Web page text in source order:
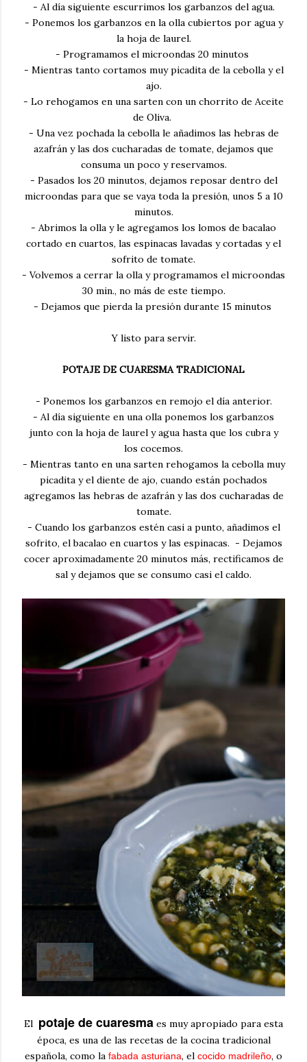
- Al día siguiente escurrimos los garbanzos del agua.
- Ponemos los garbanzos en la olla cubiertos por agua y
la hoja de laurel.
- Programamos el microondas 20 minutos
- Mientras tanto cortamos muy picadita de la cebolla y el
ajo.
- Lo rehogamos en una sarten con un chorrito de Aceite
de Oliva.
- Una vez pochada la cebolla le añadimos las hebras de
azafrán y las dos cucharadas de tomate, dejamos que
consuma un poco y reservamos.
- Pasados los 20 minutos, dejamos reposar dentro del
microondas para que se vaya toda la presión, unos 5 a 10
minutos.
- Abrimos la olla y le agregamos los lomos de bacalao
cortado en cuartos, las espinacas lavadas y cortadas y el
sofrito de tomate.
- Volvemos a cerrar la olla y programamos el microondas
30 min., no más de este tiempo.
- Dejamos que pierda la presión durante 15 minutos
Y listo para servir.
POTAJE DE CUARESMA TRADICIONAL
- Ponemos los garbanzos en remojo el día anterior.
- Al día siguiente en una olla ponemos los garbanzos
junto con la hoja de laurel y agua hasta que los cubra y
los cocemos.
- Mientras tanto en una sarten rehogamos la cebolla muy
picadita y el diente de ajo, cuando están pochados
agregamos las hebras de azafrán y las dos cucharadas de
tomate.
- Cuando los garbanzos estén casi a punto, añadimos el
sofrito, el bacalao en cuartos y las espinacas. - Dejamos
cocer aproximadamente 20 minutos más, rectificamos de
sal y dejamos que se consumo casi el caldo.
El potaje de cuaresma es muy apropiado para esta
época, es una de las recetas de la cocina tradicional
española, como la fabada asturiana, el cocido madrileño, o